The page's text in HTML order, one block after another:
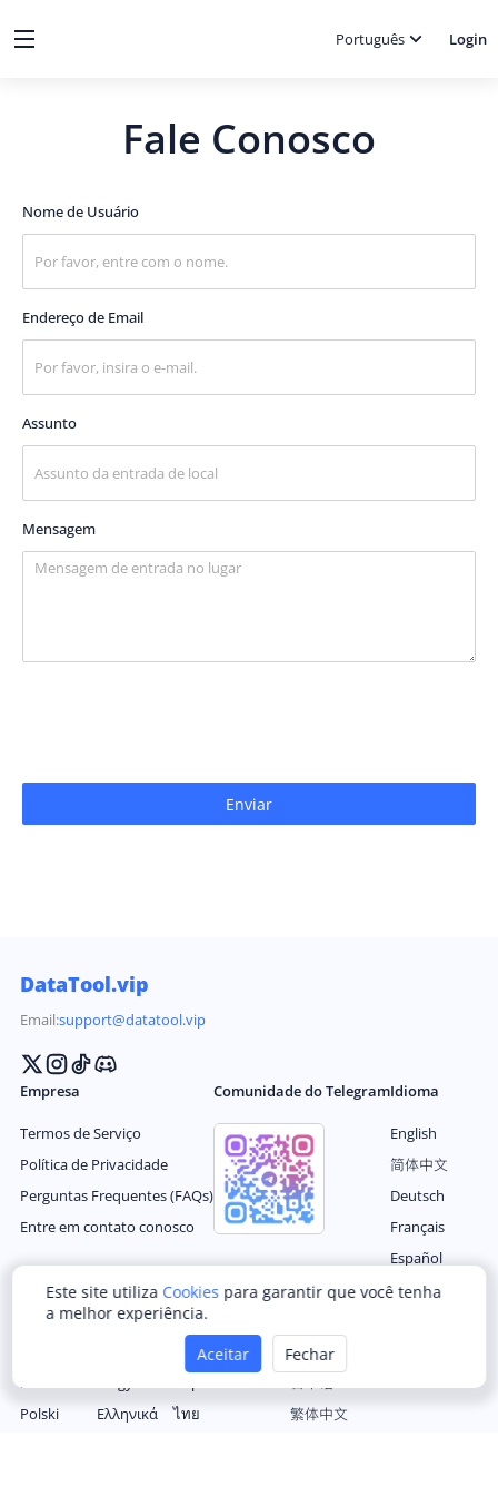
Português Login
Fale Conosco
Nome de Usuário
Endereço de Email
Assunto
Mensagem
Enviar
DataTool.vip
Email:support@datatool.vip
Empresa
Termos de Serviço
Política de Privacidade
Perguntas Frequentes (FAQs)
Entre em contato conosco
Comunidade do TelegramIdioma
English
简体中文
Deutsch
Français
Español
Português
Nederlands
Polski
Українська
Ελληνικά
Türkçe
Bahasa Indonesia
ไทย
العربية
繁体中文
Este site utiliza Cookies para garantir que você tenha
a melhor experiência.
Aceitar
Fechar